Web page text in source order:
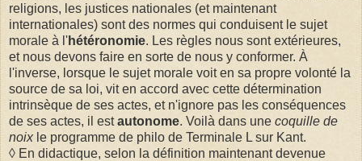
religions, les justices nationales (et maintenant
internationales) sont des normes qui conduisent le sujet
morale à l'hétéronomie. Les règles nous sont extérieures,
et nous devons faire en sorte de nous y conformer. À
l'inverse, lorsque le sujet morale voit en sa propre volonté la
source de sa loi, vit en accord avec cette détermination
intrinsèque de ses actes, et n'ignore pas les conséquences
de ses actes, il estautonome. Voilà dans une coquille de
noixle programme de philo de Terminale L sur Kant.
◊ En didactique, selon la définition maintenant devenue